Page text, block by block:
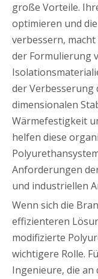
große Vorteile.
optimieren und
verbessern,
der Formulierung
der Verbesserung
dimensionalen
Wärmefestigkeit
helfen diese
Anforderungen
und industriellen
Wenn sich die
effizienteren
modifizierte
wichtigere Rolle.
Ingenieure, die an